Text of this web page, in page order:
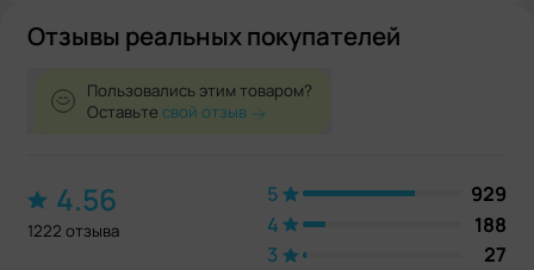
Отзывы реальных покупателей
Пользовались этим товаром?
Оставьтесвой отзыв
4.56
1222 отзыва
5
929
4
188
3
27